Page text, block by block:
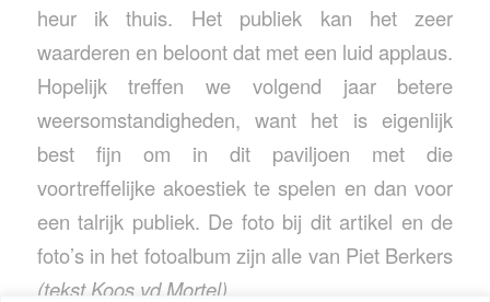
heur ik thuis. Het publiek kan het zeer
waarderen en beloont dat met een luid applaus.
Hopelijk treffen we volgend jaar betere
weersomstandigheden, want het is eigenlijk
best fijn om in dit paviljoen met die
voortreffelijke akoestiek te spelen en dan voor
een talrijk publiek. De foto bij dit artikel en de
foto’s in het fotoalbum zijn alle van Piet Berkers
(tekst Koos vd Mortel)